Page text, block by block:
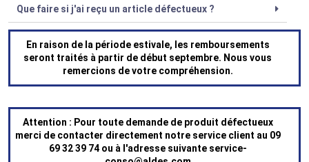
Que faire si j'ai reçu un article défectueux ?
En raison de la période estivale, les remboursements
seront traités à partir de début septembre. Nous vous
remercions de votre compréhension.
Attention : Pour toute demande de produit défectueux
merci de contacter directement notre service client au 09
69 32 39 74 ou à l'adresse suivante service-